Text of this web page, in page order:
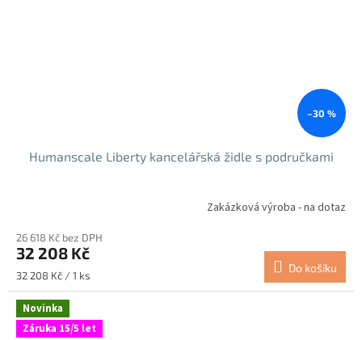
–30 %
Humanscale Liberty kancelářská židle s područkami
Zakázková výroba - na dotaz
26 618 Kč bez DPH
32 208 Kč
Měrná
cena:
32 208 Kč / 1 ks
Do košíku
Novinka
Záruka 15/5 let